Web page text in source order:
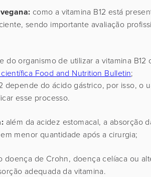
como a vitamina B12 está
sendo importante avaliação
organismo de utilizar a vitamina B12
Food and Nutrition Bulletin;
depende do ácido gástrico, por isso, o
esse processo.
além da acidez estomacal, a absorção
menor quantidade após a cirurgia;
doença de Crohn, doença celíaca ou
adequada da vitamina.